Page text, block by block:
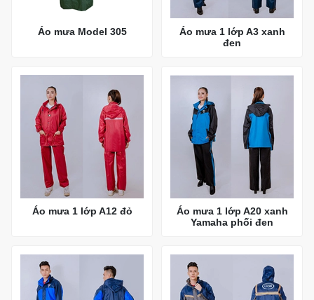
Áo mưa Model 305
Áo mưa 1 lớp A3 xanh
đen
Áo mưa 1 lớp A12 đỏ
Áo mưa 1 lớp A20 xanh
Yamaha phối đen